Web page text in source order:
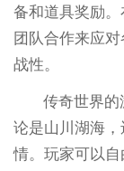
备和道具奖励
团队合作来应
战性。
传奇世界
论是山川湖海
情。玩家可以